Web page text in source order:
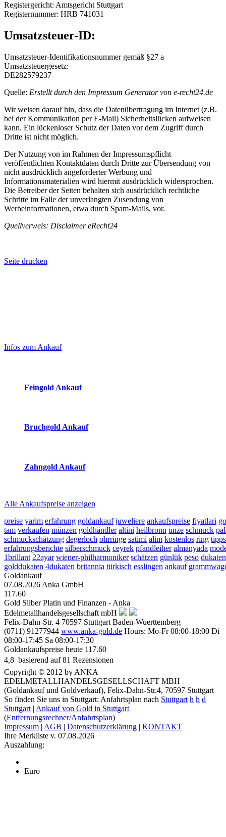
Registergericht: Amtsgericht Stuttgart
Registernummer: HRB 741031
Umsatzsteuer-ID:
Umsatzsteuer-Identifikationsnummer gemäß §27 a
Umsatzsteuergesetz:
DE282579237
Quelle: Erstellt durch den Impressum Generator von e-recht24.de
Wir weisen darauf hin, dass die Datenübertragung im Internet (z.B.
bei der Kommunikation per E-Mail) Sicherheitslücken aufweisen
kann. Ein lückenloser Schutz der Daten vor dem Zugriff durch
Dritte ist nicht möglich.
Der Nutzung von im Rahmen der Impressumspflicht
veröffentlichten Kontaktdaten durch Dritte zur Übersendung von
nicht ausdrücklich angeforderter Werbung und
Informationsmaterialien wird hiermit ausdrücklich widersprochen.
Die Betreiber der Seiten behalten sich ausdrücklich rechtliche
Schritte im Falle der unverlangten Zusendung von
Werbeinformationen, etwa durch Spam-Mails, vor.
Quellverweis: Disclaimer eRecht24
Seite drucken
Sidebar
Infos zum Ankauf
Feingold Ankauf
Bruchgold Ankauf
Zahngold Ankauf
Alle Ankaufspreise anzeigen
preise yarim erfahrung goldankauf juweliere ankaufspreise fiyatlari
tam verkaufen münzen goldhändler altini heilbronn unze schmuck
schmuckschätzung degerloch ohrringe satimi alim kostenlos ring tipps
erfahrungsberichte silberschmuck ceyrek pfandleiher almanyada
1brillant 22ayar wiener-philharmoniker schätzen günlük peso
golddukaten 4dukaten britannia türkisch esslingen ankauf
Goldankauf
07.08.2026 Anka GmbH
117.60
Gold Silber Platin und Finanzen - Anka
Edelmetallhandelsgesellschaft mbH
Felix-Dahn-Str. 4 70597 Stuttgart Baden-Wuerttemberg
(0711) 91277944 www.anka-gold.de Hours: Mo-Fr 08:00-18:00 Di
08:00-17:45 Sa 08:00-17:30
Goldankaufspreise heute 117.60
4,8  basierend auf81 Rezensionen
Copyright © 2012 by ANKA
EDELMETALLHANDELSGESELLSCHAFT MBH
(Goldankauf und Goldverkauf), Felix-Dahn-Str.4, 70597 Stuttgart
So finden Sie uns in Stuttgart: Anfahrtsplan nach Stuttgart h h d
Stuttgart | Ankauf von Gold in Stuttgart
(Entfernungsrechner/Anfahrtsplan)
Impressum | AGB | Datenschutzerklärung | KONTAKT
Ihre Merkliste v. 07.08.2026
Auszahlung:
Euro